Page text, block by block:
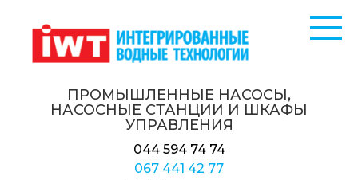
ПРОМЫШЛЕННЫЕ НАСОСЫ,
НАСОСНЫЕ СТАНЦИИ И ШКАФЫ
УПРАВЛЕНИЯ
044 594 74 74
067 441 42 77